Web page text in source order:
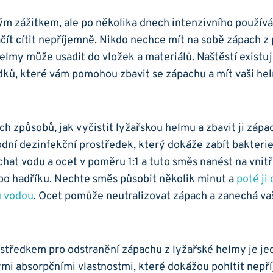
zážitkem, ale po několika dnech intenzivního
cítit nepříjemně. ‌Nikdo nechce mít na ‌sobě zápach
může usadit do⁢ vložek a materiálů. Naštěstí
které vám pomohou zbavit se zápachu ⁤a mít vaši
způsobů, jak vyčistit lyžařskou helmu ​a zbavit ji
dezinfekční prostředek, který dokáže zabít
⁣vodu a‌ ocet v poměru 1:1​ a tuto⁢ směs nanést na
hadříku. Nechte směs působit několik minut ​a poté ji
. Ocet pomůže neutralizovat⁤ zápach ‍a zanechá
⁢pro odstranění zápachu z lyžařské helmy‌ je
absorpčními vlastnostmi, které dokážou pohltit